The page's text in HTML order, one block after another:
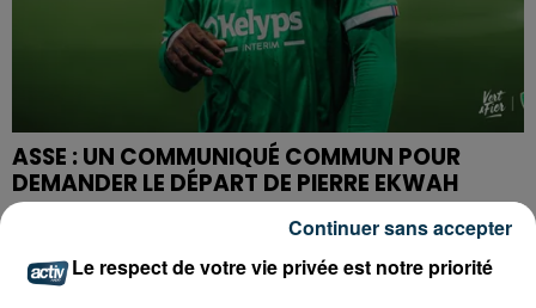
ASSE : UN COMMUNIQUÉ COMMUN POUR
DEMANDER LE DÉPART DE PIERRE EKWAH
Le respect de votre vie privée est notre priorité
Continuer sans accepter